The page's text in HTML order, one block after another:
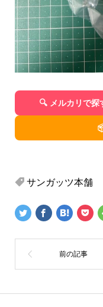
🔍 メルカリで探
サンガッツ本舗